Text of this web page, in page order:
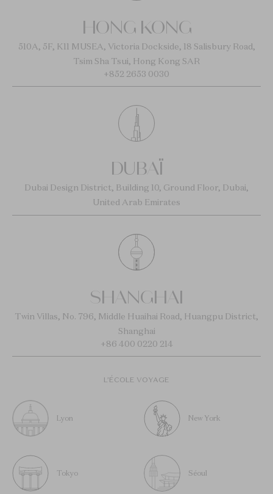
HONG KONG
510A, 5F, K11 MUSEA, Victoria Dockside, 18 Salisbury Road,
Tsim Sha Tsui, Hong Kong SAR
+852 2653 0030
DUBAÏ
Dubai Design District, Building 10, Ground Floor, Dubai,
United Arab Emirates
SHANGHAI
Twin Villas, No. 796, Middle Huaihai Road, Huangpu District,
Shanghai
+86 400 0220 214
L’ÉCOLE VOYAGE
Lyon New York
Tokyo Séoul